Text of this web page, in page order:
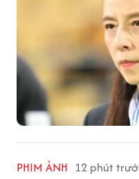
PHIM ẢNH 12 phút